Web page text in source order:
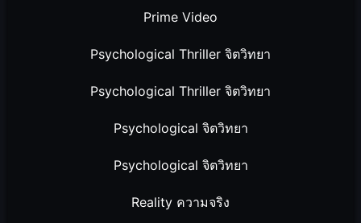
Prime Video
Psychological Thriller จิตวิทยา
Psychological Thriller จิตวิทยา
Psychological จิตวิทยา
Psychological จิตวิทยา
Reality ความจริง